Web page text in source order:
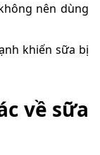
nên dùng
khiến sữa bị
về sữa